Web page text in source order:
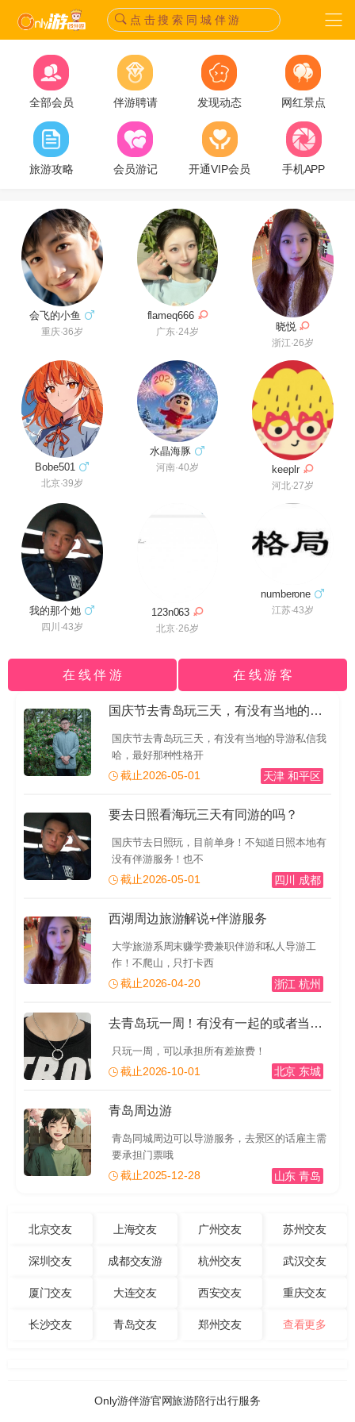
点 击 搜 索 同 城 伴 游
全部会员 伴游聘请 发现动态 网红景点
旅游攻略 会员游记 开通VIP会员 手机APP
会飞的小鱼
重庆·36岁
flameq666
广东·24岁 晓悦
浙江·26岁
Bobe501
北京·39岁
水晶海豚
河南·40岁 keeplr
河北·27岁
我的那个她
四川·43岁
123n063
北京·26岁
numberone
江苏·43岁
在 线 伴 游 在 线 游 客
国庆节去青岛玩三天，有没有当地的导游私信我哈
国庆节去青岛玩三天，有没有当地的导游私信我
哈，最好那种性格开
截止2026-05-01 天津 和平区
要去日照看海玩三天有同游的吗？
国庆节去日照玩，目前单身！不知道日照本地有
没有伴游服务！也不
截止2026-05-01 四川 成都
西湖周边旅游解说+伴游服务
大学旅游系周末赚学费兼职伴游和私人导游工
作！不爬山，只打卡西
截止2026-04-20 浙江 杭州
去青岛玩一周！有没有一起的或者当地的导游推荐一下！有
只玩一周，可以承担所有差旅费！
截止2026-10-01 北京 东城
青岛周边游
青岛同城周边可以导游服务，去景区的话雇主需
要承担门票哦
截止2025-12-28 山东 青岛
北京交友 上海交友 广州交友 苏州交友
深圳交友 成都交友游 杭州交友 武汉交友
厦门交友 大连交友 西安交友 重庆交友
长沙交友 青岛交友 郑州交友 查看更多
Only游伴游官网旅游陪行出行服务